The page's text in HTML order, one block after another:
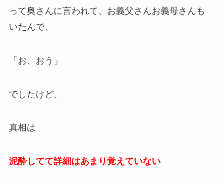
って奥さんに言われて、お義父さんお義母さんも
いたんで、
「お、おう」
でしたけど、
真相は
泥酔してて詳細はあまり覚えていない